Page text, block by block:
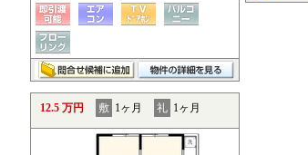
12.5 万円 敷 1ヶ月 礼 1ヶ月